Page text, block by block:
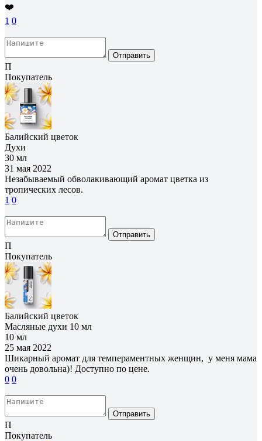
❤️
1 0
Отправить
П
Покупатель
Балийский цветок
Духи
30 мл
31 мая 2022
Незабываемый обволакивающий аромат цветка из
тропических лесов.
1 0
Отправить
П
Покупатель
Балийский цветок
Масляные духи 10 мл
10 мл
25 мая 2022
Шикарный аромат для темпераментных женщин, у меня мама
очень довольна)! Доступно по цене.
0 0
Отправить
П
Покупатель